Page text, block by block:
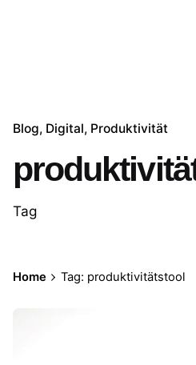
Blog Digital Produktivität
Tag
Home Tag: produktivitätstool